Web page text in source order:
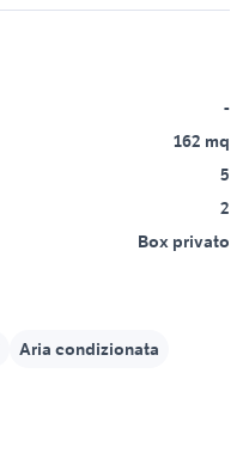
-
162 mq
5
2
Box privato
Aria condizionata